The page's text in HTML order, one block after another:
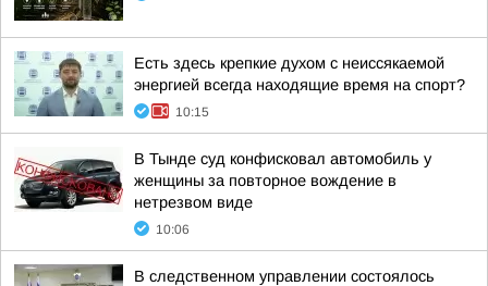
Есть здесь крепкие духом с неиссякаемой
энергией всегда находящие время на спорт?
10:15
В Тынде суд конфисковал автомобиль у
женщины за повторное вождение в
нетрезвом виде
10:06
В следственном управлении состоялось